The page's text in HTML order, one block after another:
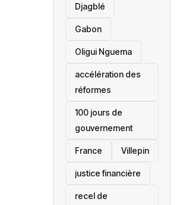
Djagblé
Gabon
Oligui Nguema
accélération des
réformes
100 jours de
gouvernement
France Villepin
justice financière
recel de